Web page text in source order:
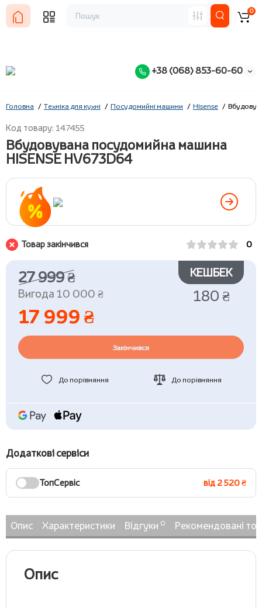
+38 (068) 853-60-60
0
Головна Техніка для кухні Посудомийні машини Hisense
Код товару: 147455
Вбудовувана посудомийна машина
HISENSE HV673D64
Товар закінчився 0
27 999 ₴
Вигода 10 000 ₴
17 999 ₴
КЕШБЕК
180 ₴
Закінчився
До порівняння До порівняння
Додаткові сервіси
ТопСервіс від 2 520 ₴
Опис Характеристики Відгуки 0 Рекомендовані
Опис